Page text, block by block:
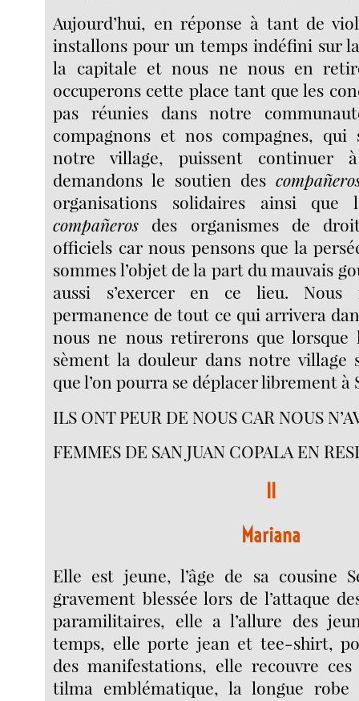
Aujourd’hui, en réponse à tant de
installons pour un temps indéfini sur
la capitale et nous ne nous en
occuperons cette place tant que les
pas réunies dans notre
compagnons et nos compagnes, qui
notre village, puissent continuer
demandons le soutien des
organisations solidaires ainsi que
compañeros des organismes de
officiels car nous pensons que la
sommes l’objet de la part du mauvais
aussi s’exercer en ce lieu. Nous
permanence de tout ce qui arrivera
nous ne nous retirerons que lorsque
sèment la douleur dans notre village
que l’on pourra se déplacer librement à
ILS ONT PEUR DE NOUS CAR NOUS
FEMMES DE SAN JUAN COPALA EN
II
Mariana
Elle est jeune, l’âge de sa cousine
gravement blessée lors de l’attaque
paramilitaires, elle a l’allure des
temps, elle porte jean et tee-shirt,
des manifestations, elle recouvre
tilma emblématique, la longue